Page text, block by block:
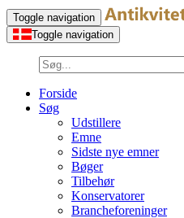
Toggle navigation
Toggle navigation
Forside
Søg
Udstillere
Emne
Sidste nye emner
Bøger
Tilbehør
Konservatorer
Brancheforeninger